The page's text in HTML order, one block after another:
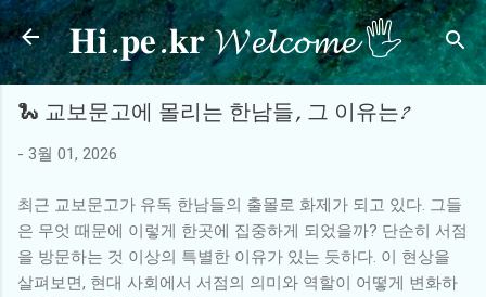
기본 콘텐츠로 건너뛰기
𝐇𝐢.𝐩𝐞.𝐤𝐫 𝓦𝓮𝓵𝓬𝓸𝓶𝓮 🖐
🐍 교보문고에 몰리는 한남들, 그 이유는?
- 3월 01, 2026
최근 교보문고가 유독 한남들의 출몰로 화제가 되고 있다. 그들
은 무엇 때문에 이렇게 한곳에 집중하게 되었을까? 단순히 서점
을 방문하는 것 이상의 특별한 이유가 있는 듯하다. 이 현상을
살펴보면, 현대 사회에서 서점의 의미와 역할이 어떻게 변화하